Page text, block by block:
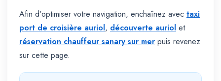
Afin d'optimiser votre navigation, enchaînez avec taxi
port de croisière auriol, découverte auriol et
réservation chauffeur sanary sur mer puis revenez
sur cette page.